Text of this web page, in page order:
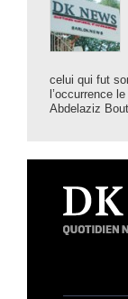
celui qui fut
l’occurrence
Abdelaziz